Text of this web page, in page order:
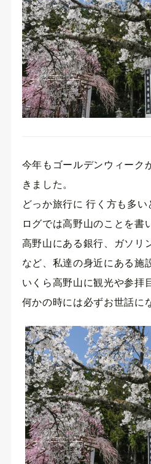
今年もゴールデンウィーク
きました。
どっか旅行に 行く方も多
ログでは高野山のことを書
高野山にある銀行、ガソリ
など、私達の身近にある施
いくら高野山に観光や参拝
何かの時には必ずお世話に